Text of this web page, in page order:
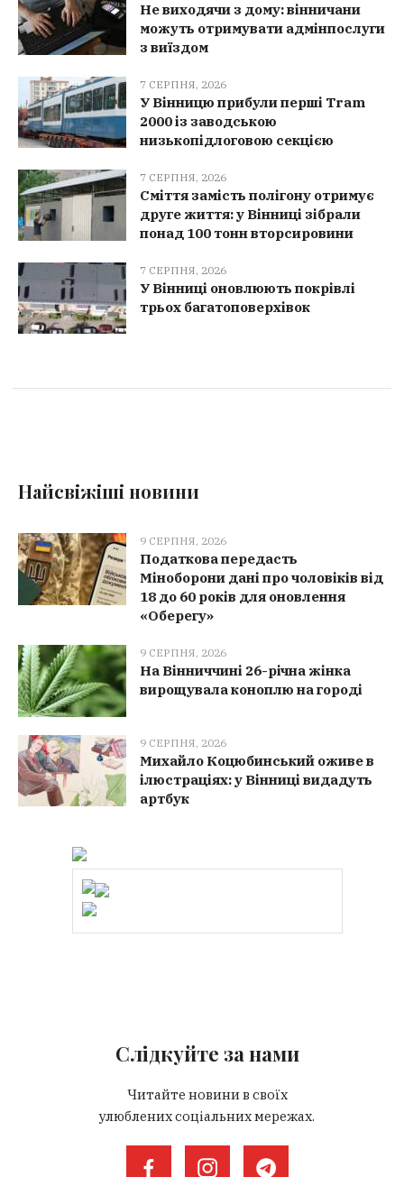
Не виходячи з дому: вінничани
можуть отримувати адмінпослуги
з виїздом
7 СЕРПНЯ, 2026
У Вінницю прибули перші Tram
2000 із заводською
низькопідлоговою секцією
7 СЕРПНЯ, 2026
Сміття замість полігону отримує
друге життя: у Вінниці зібрали
понад 100 тонн вторсировини
7 СЕРПНЯ, 2026
У Вінниці оновлюють покрівлі
трьох багатоповерхівок
Найсвіжіші новини
9 СЕРПНЯ, 2026
Податкова передасть
Міноборони дані про чоловіків від
18 до 60 років для оновлення
«Оберегу»
9 СЕРПНЯ, 2026
На Вінниччині 26-річна жінка
вирощувала коноплю на городі
9 СЕРПНЯ, 2026
Михайло Коцюбинський оживе в
ілюстраціях: у Вінниці видадуть
артбук
Слідкуйте за нами
Читайте новини в своїх
улюблених соціальних мережах.